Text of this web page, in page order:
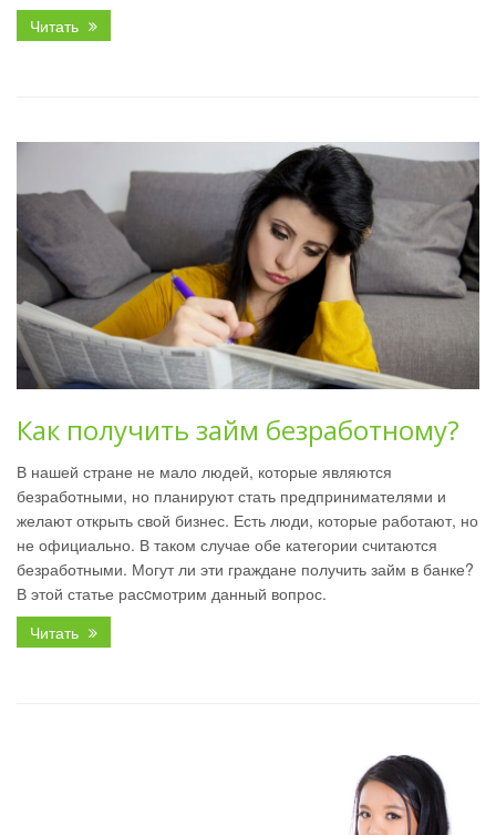
Читать
Как получить займ безработному?
В нашей стране не мало людей, которые являются
безработными, но планируют стать предпринимателями и
желают открыть свой бизнес. Есть люди, которые работают, но
не официально. В таком случае обе категории считаются
безработными. Могут ли эти граждане получить займ в банке?
В этой статье расcмотрим данный вопрос.
Читать